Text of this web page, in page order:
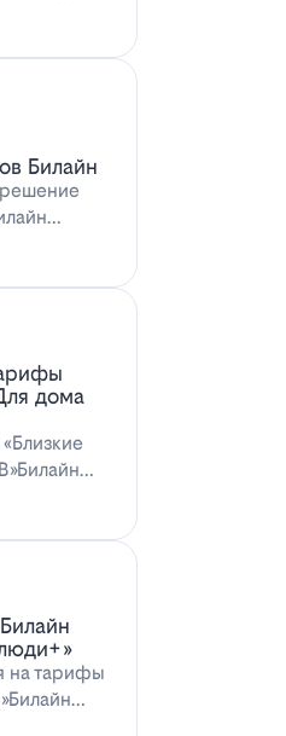
Билайн
решение
возможн…
дома
на тарифы